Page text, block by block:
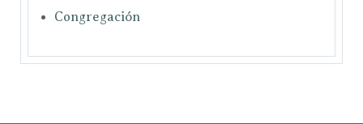
Congregación